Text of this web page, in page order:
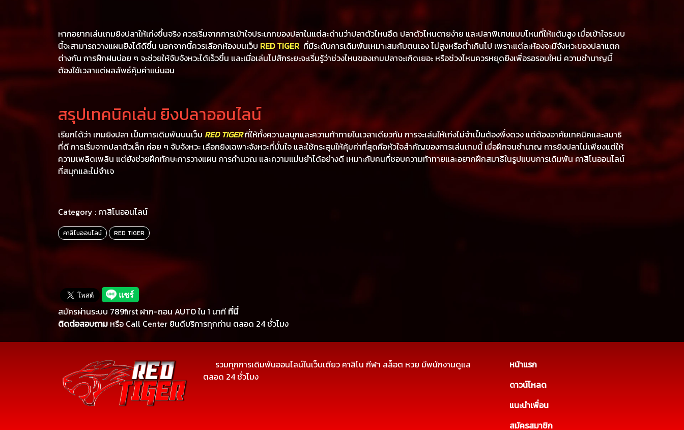
หากอยากเล่นเกมยิงปลาให้เก่งขึ้นจริง ควรเริ่มจากการเข้าใจประเภทของปลาในแต่ละด่านว่าปลาตัวไหนอึด ปลาตัวไหนตายง่าย และปลาพิเศษแบบไหนที่ให้แต้มสูง เมื่อเข้าใจระบบ
นี้จะสามารถวางแผนยิงได้ดีขึ้น นอกจากนี้ควรเลือกห้องบนเว็บ RED TIGER ที่มีระดับการเดิมพันเหมาะสมกับตนเอง ไม่สูงหรือต่ำเกินไป เพราะแต่ละห้องจะมีจังหวะของปลาแตก
ต่างกัน การฝึกฝนบ่อย ๆ จะช่วยให้จับจังหวะได้เร็วขึ้น และเมื่อเล่นไปสักระยะจะเริ่มรู้ว่าช่วงไหนของเกมปลาจะเกิดเยอะ หรือช่วงไหนควรหยุดยิงเพื่อรอรอบใหม่ ความชำนาญนี้
ต้องใช้เวลาแต่ผลลัพธ์คุ้มค่าแน่นอน
สรุปเทคนิคเล่น ยิงปลาออนไลน์
เรียกได้ว่า เกมยิงปลา เป็นการเดิมพันบนเว็บ RED TIGERที่ให้ทั้งความสนุกและความท้าทายในเวลาเดียวกัน การจะเล่นให้เก่งไม่จำเป็นต้องพึ่งดวง แต่ต้องอาศัยเทคนิคและสมาธิ
ที่ดี การเริ่มจากปลาตัวเล็ก ค่อย ๆ จับจังหวะ เลือกยิงเฉพาะจังหวะที่มั่นใจ และใช้กระสุนให้คุ้มค่าที่สุดคือหัวใจสำคัญของการเล่นเกมนี้ เมื่อฝึกจนชำนาญ การยิงปลาไม่เพียงแต่ให้
ความเพลิดเพลิน แต่ยังช่วยฝึกทักษะการวางแผน การคำนวณ และความแม่นยำได้อย่างดี เหมาะกับคนที่ชอบความท้าทายและอยากฝึกสมาธิในรูปแบบการเดิมพัน คาสิโนออนไลน์
ที่สนุกและไม่จำเจ
Category : คาสิโนออนไลน์
คาสิโนออนไลน์ RED TIGER
สมัครผ่านระบบ 789first ฝาก-ถอน AUTO ใน 1 นาที ที่นี่
ติดต่อสอบถาม หรือ Call Center ยินดีบริการทุกท่าน ตลอด 24 ชั่วโมง
รวมทุกการเดิมพันออนไลน์ในเว็บเดียว คาสิโน กีฬา สล็อต หวย มีพนักงานดูแล
ตลอด 24 ชั่วโมง
หน้าแรก
ดาวน์โหลด
แนะนำเพื่อน
สมัครสมาชิก